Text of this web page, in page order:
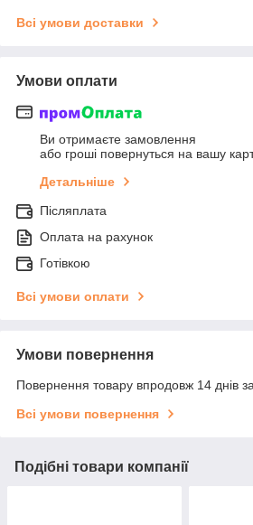
Всі умови доставки
Умови оплати
Ви отримаєте замовлення
або гроші повернуться на вашу
Детальніше
Післяплата
Оплата на рахунок
Готівкою
Всі умови оплати
Умови повернення
Повернення товару впродовж 14 днів
Всі умови повернення
Подібні товари компанії